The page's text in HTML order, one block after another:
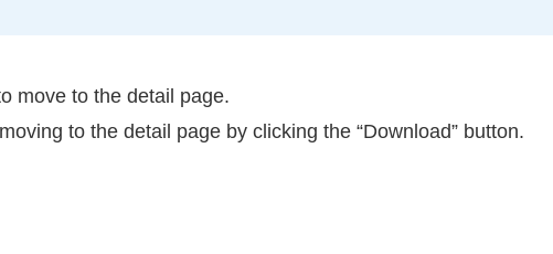
move to the detail page.
to the detail page by clicking the “Download” button.